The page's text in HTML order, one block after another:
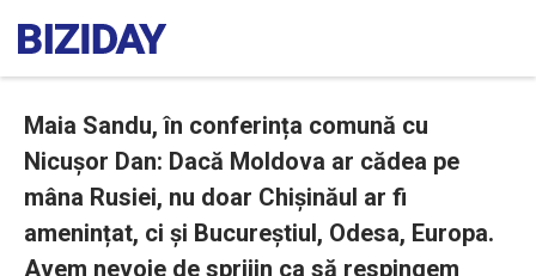
Maia Sandu, în conferința comună cu
Nicușor Dan: Dacă Moldova ar cădea pe
mâna Rusiei, nu doar Chișinăul ar fi
amenințat, ci și Bucureștiul, Odesa, Europa.
Avem nevoie de sprijin ca să respingem